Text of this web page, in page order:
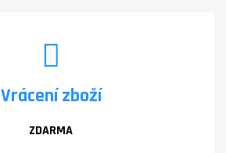
Vrácení zboží
ZDARMA